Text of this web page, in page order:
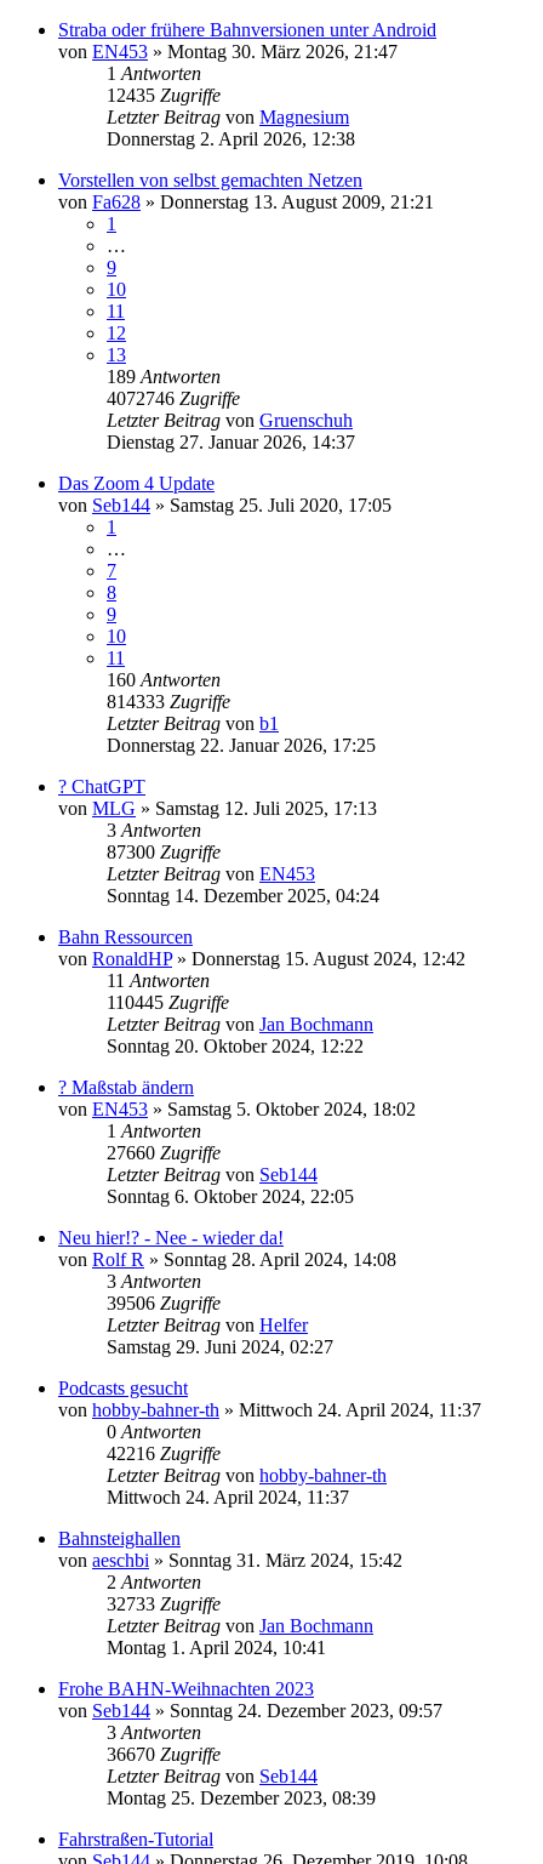
Straba oder frühere Bahnversionen unter Android
von EN453 » Montag 30. März 2026, 21:47
1 Antworten
12435 Zugriffe
Letzter Beitrag von Magnesium
Donnerstag 2. April 2026, 12:38
Vorstellen von selbst gemachten Netzen
von Fa628 » Donnerstag 13. August 2009, 21:21
1
…
9
10
11
12
13
189 Antworten
4072746 Zugriffe
Letzter Beitrag von Gruenschuh
Dienstag 27. Januar 2026, 14:37
Das Zoom 4 Update
von Seb144 » Samstag 25. Juli 2020, 17:05
1
…
7
8
9
10
11
160 Antworten
814333 Zugriffe
Letzter Beitrag von b1
Donnerstag 22. Januar 2026, 17:25
? ChatGPT
von MLG » Samstag 12. Juli 2025, 17:13
3 Antworten
87300 Zugriffe
Letzter Beitrag von EN453
Sonntag 14. Dezember 2025, 04:24
Bahn Ressourcen
von RonaldHP» Donnerstag 15. August 2024, 12:42
11 Antworten
110445 Zugriffe
Letzter Beitrag von Jan Bochmann
Sonntag 20. Oktober 2024, 12:22
? Maßstab ändern
von EN453 » Samstag 5. Oktober 2024, 18:02
1 Antworten
27660 Zugriffe
Letzter Beitrag von Seb144
Sonntag 6. Oktober 2024, 22:05
Neu hier!? - Nee - wieder da!
von Rolf R » Sonntag 28. April 2024, 14:08
3 Antworten
39506 Zugriffe
Letzter Beitrag von Helfer
Samstag 29. Juni 2024, 02:27
Podcasts gesucht
von hobby-bahner-th » Mittwoch 24. April 2024, 11:37
0 Antworten
42216 Zugriffe
Letzter Beitrag von hobby-bahner-th
Mittwoch 24. April 2024, 11:37
Bahnsteighallen
von aeschbi » Sonntag 31. März 2024, 15:42
2 Antworten
32733 Zugriffe
Letzter Beitrag von Jan Bochmann
Montag 1. April 2024, 10:41
Frohe BAHN-Weihnachten 2023
von Seb144 » Sonntag 24. Dezember 2023, 09:57
3 Antworten
36670 Zugriffe
Letzter Beitrag von Seb144
Montag 25. Dezember 2023, 08:39
Fahrstraßen-Tutorial